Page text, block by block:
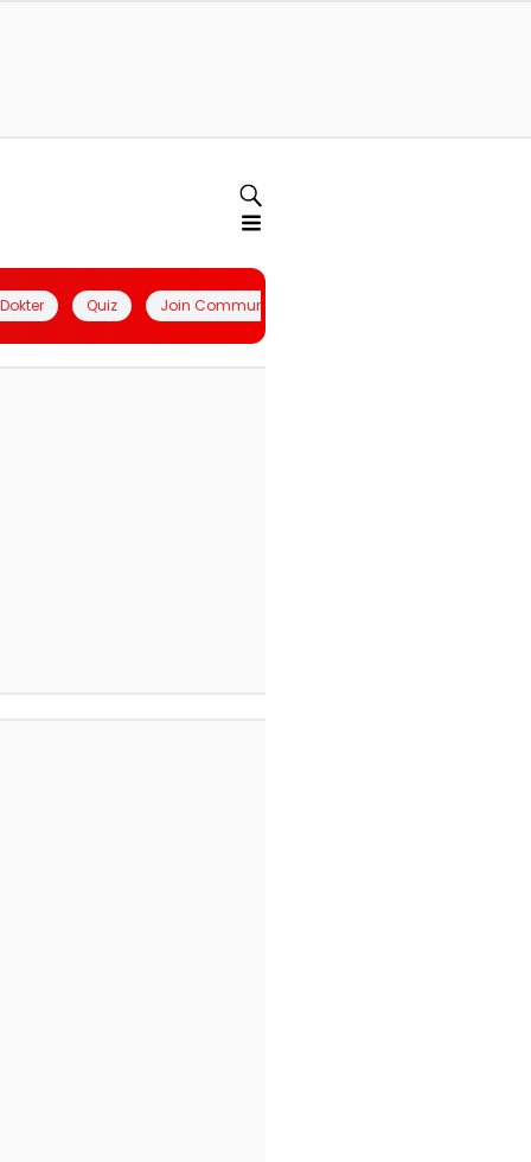
Quiz Join Community